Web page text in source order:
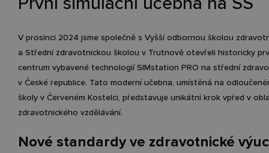
V prosinci 2024 jsme společně s Vyšší odbornou školou
a Střední zdravotnickou školou v Trutnově otevřeli historicky
centrum vybavené technologií SIMstation PRO na střední
v České republice. Tato moderní učebna, umístěná na
školy v Červeném Kostelci, představuje unikátní krok vpřed v
zdravotnického vzdělávání.
Nové standardy ve zdravotnické